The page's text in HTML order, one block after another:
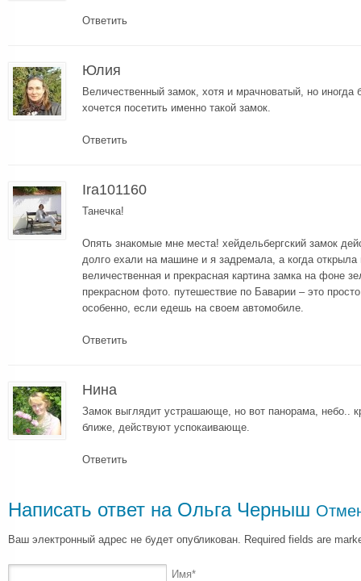
Ответить
Юлия
Величественный замок, хотя и мрачноватый, но иногда
хочется посетить именно такой замок.
Ответить
Ira101160
Танечка!
Опять знакомые мне места! хейдельбергский замок
долго ехали на машине и я задремала, а когда открыла
величественная и прекрасная картина замка на фоне
прекрасном фото. путешествие по Баварии – это
особенно, если едешь на своем автомобиле.
Ответить
Нина
Замок выглядит устрашающе, но вот панорама, небо..
ближе, действуют успокаивающе.
Ответить
Написать ответ на Ольга Черныш
Ваш электронный адрес не будет опубликован. Required fields are
Имя*